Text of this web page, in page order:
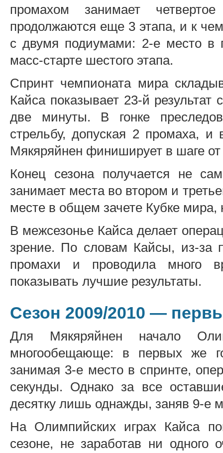
промахом занимает
продолжаются еще 3 этапа, и к
с двумя подиумами: 2-е место в
масс-старте шестого этапа.
Спринт чемпионата мира
Кайса показывает 23-й
две минуты. В гонке
стрельбу, допуская 2 промаха,
Мякяряйнен финиширует в шаге
Конец сезона получается не
занимает места во втором и
месте в общем зачете Кубке мира,
В межсезонье Кайса делает
зрение. По словам Кайсы, из-за
промахи и проводила много
показывать лучшие результаты.
Сезон 2009/2010 —
Для Мякяряйнен начало
многообещающе: в первых же
занимая 3-е место в спринте,
секунды. Однако за все
десятку лишь однажды, заняв 9-е
На Олимпийских играх Кайса
сезоне, не заработав ни одного